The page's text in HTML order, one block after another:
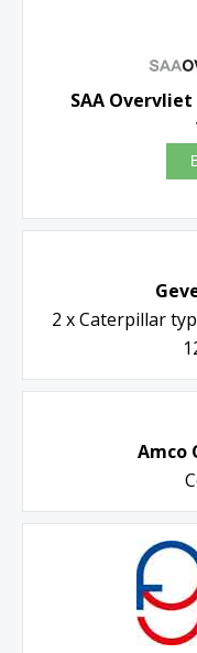
SAA
2 x Caterpillar
Amco